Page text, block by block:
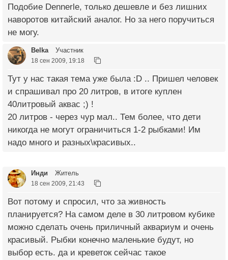
Подобие Dennerle, только дешевле и без лишних
наворотов китайский аналог. Но за него поручиться
не могу.
Belka Участник
18 сен 2009, 19:18
Тут у нас такая тема уже была :D .. Пришел человек
и спрашивал про 20 литров, в итоге куплен
40литровый аквас ;) !
20 литров - через чур мал.. Тем более, что дети
никогда не могут ограничиться 1-2 рыбками! Им
надо много и разных\красивых..
Инди Житель
18 сен 2009, 21:43
Вот потому и спросил, что за живность
планируется? На самом деле в 30 литровом кубике
можно сделать очень приличный аквариум и очень
красивый. Рыбки конечно маленькие будут, но
выбор есть. да и креветок сейчас такое